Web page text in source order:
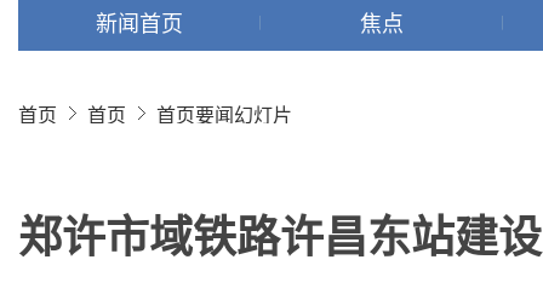
新闻首页 焦点
首页 首页 首页要闻幻灯片
郑许市域铁路许昌东站建